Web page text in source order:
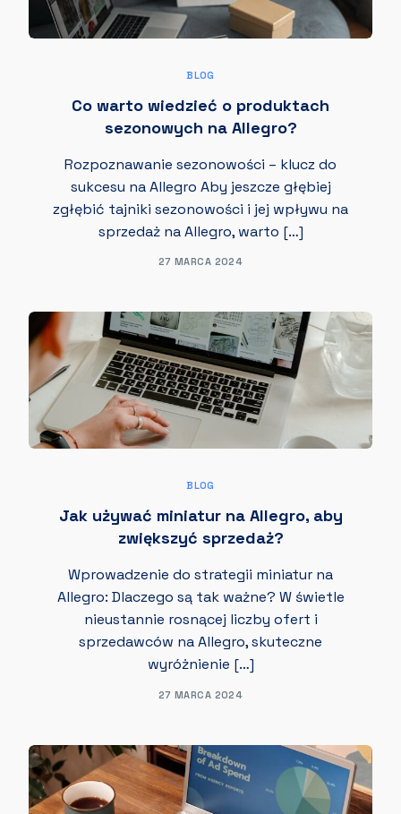
BLOG
Co warto wiedzieć o produktach
sezonowych na Allegro?
Rozpoznawanie sezonowości – klucz do
sukcesu na Allegro Aby jeszcze głębiej
zgłębić tajniki sezonowości i jej wpływu na
sprzedaż na Allegro, warto […]
27 MARCA 2024
BLOG
Jak używać miniatur na Allegro, aby
zwiększyć sprzedaż?
Wprowadzenie do strategii miniatur na
Allegro: Dlaczego są tak ważne? W świetle
nieustannie rosnącej liczby ofert i
sprzedawców na Allegro, skuteczne
wyróżnienie […]
27 MARCA 2024